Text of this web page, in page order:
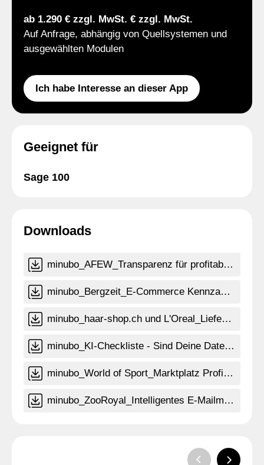
ab 1.290 € zzgl. MwSt. € zzgl. MwSt.
Auf Anfrage, abhängig von Quellsystemen und
ausgewählten Modulen
Ich habe Interesse an dieser App
Geeignet für
Sage 100
Downloads
minubo_AFEW_Transparenz für profitable Entscheidungen.pdf
minubo_Bergzeit_E-Commerce Kennzahlen Standard.pdf
minubo_haar-shop.ch und L'Oreal_Lieferanten-Reporting.pdf
minubo_KI-Checkliste - Sind Deine Daten KI ready.pdf
minubo_World of Sport_Marktplatz Profitabilität.pdf
minubo_ZooRoyal_Intelligentes E-Mailmarketing.pdf